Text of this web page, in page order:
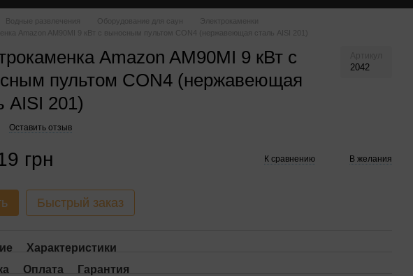
Водные развлечения Оборудование для саун
Электрокаменки
Amazon AM90MI 9 кВт с выносным пультом CON4 (нержавеющая сталь AISI 201)
Amazon AM90MI 9 кВт с
пультом CON4 (нержавеющая
AISI 201)
2042
Оставить отзыв
грн К сравнению В желания
Быстрый заказ
Характеристики
Оплата
Гарантия